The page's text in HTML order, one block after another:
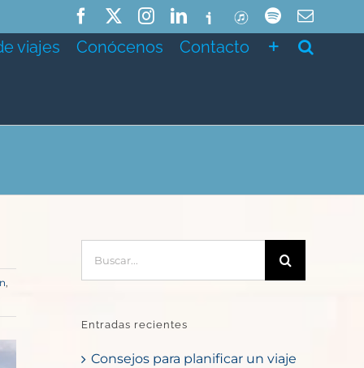
FacebookInstagramLinkedIn
IvooxITunesSpotifyCorreo
viajes Conócenos Contacto
,
Entradas recientes
Consejos para planificar un viaje